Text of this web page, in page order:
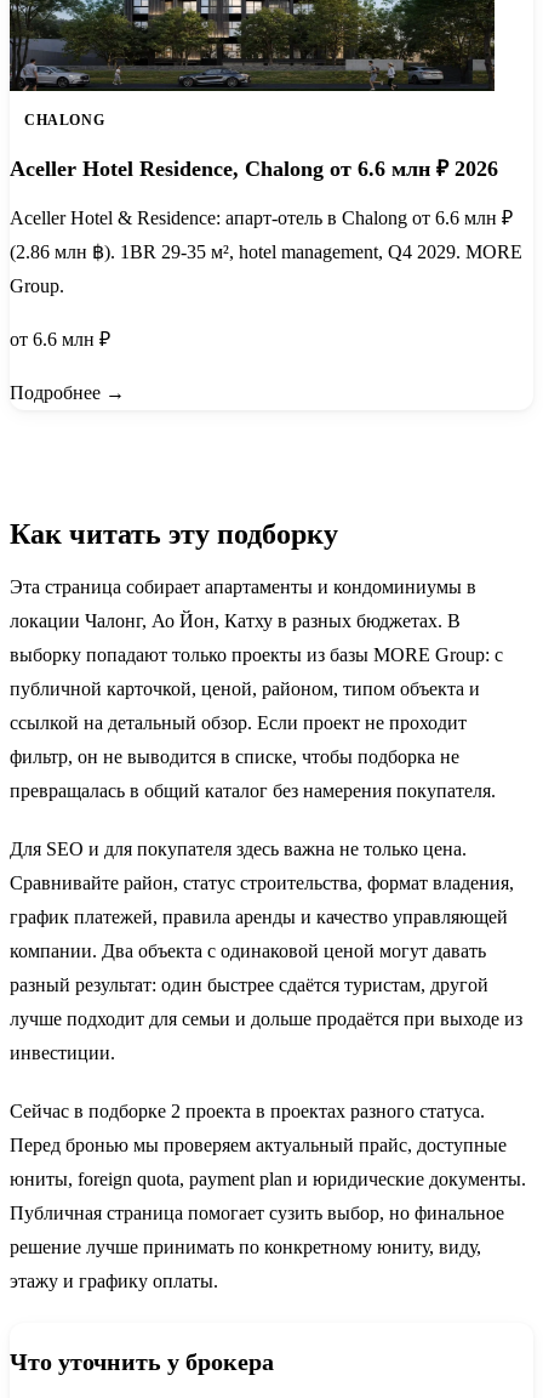
CHALONG
Aceller Hotel Residence, Chalong от 6.6 млн ₽ 2026
Aceller Hotel & Residence: апарт-отель в Chalong от 6.6 млн ₽
(2.86 млн ฿). 1BR 29-35 м², hotel management, Q4 2029. MORE
Group.
от 6.6 млн ₽
Подробнее →
Как читать эту подборку
Эта страница собирает апартаменты и кондоминиумы в
локации Чалонг, Ао Йон, Катху в разных бюджетах. В
выборку попадают только проекты из базы MORE Group: с
публичной карточкой, ценой, районом, типом объекта и
ссылкой на детальный обзор. Если проект не проходит
фильтр, он не выводится в списке, чтобы подборка не
превращалась в общий каталог без намерения покупателя.
Для SEO и для покупателя здесь важна не только цена.
Сравнивайте район, статус строительства, формат владения,
график платежей, правила аренды и качество управляющей
компании. Два объекта с одинаковой ценой могут давать
разный результат: один быстрее сдаётся туристам, другой
лучше подходит для семьи и дольше продаётся при выходе из
инвестиции.
Сейчас в подборке 2 проекта в проектах разного статуса.
Перед бронью мы проверяем актуальный прайс, доступные
юниты, foreign quota, payment plan и юридические документы.
Публичная страница помогает сузить выбор, но финальное
решение лучше принимать по конкретному юниту, виду,
этажу и графику оплаты.
Что уточнить у брокера